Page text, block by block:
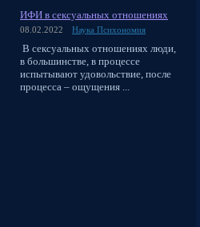
ИФИ в сексуальных отношениях
08.02.2022 Наука Психономия
В сексуальных отношениях люди,
в большинстве, в процессе
испытывают удовольствие, после
процесса – ощущения ...